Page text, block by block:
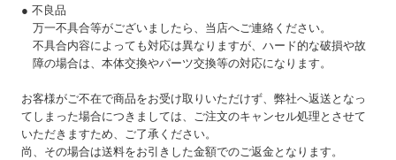
● 不良品
万一不具合等がございましたら、当店へご連絡ください。
不具合内容によっても対応は異なりますが、ハード的な破損や故
障の場合は、本体交換やパーツ交換等の対応になります。
お客様がご不在で商品をお受け取りいただけず、弊社へ返送となっ
てしまった場合につきましては、ご注文のキャンセル処理とさせて
いただきますため、ご了承ください。
尚、その場合は送料をお引きした金額でのご返金となります。